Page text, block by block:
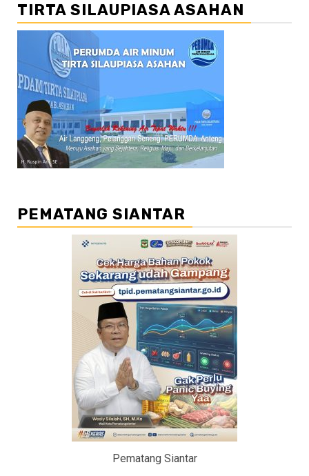
TIRTA SILAUPIASA ASAHAN
PEMATANG SIANTAR
Pematang Siantar